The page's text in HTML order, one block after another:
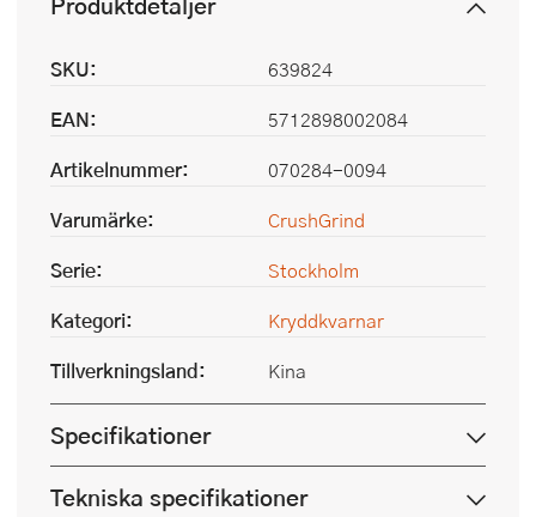
SKU:
639824
EAN:
5712898002084
Artikelnummer:
070284-0094
Varumärke:
CrushGrind
Serie:
Stockholm
Kategori:
Kryddkvarnar
Tillverkningsland:
Kina
Specifikationer
Tekniska specifikationer